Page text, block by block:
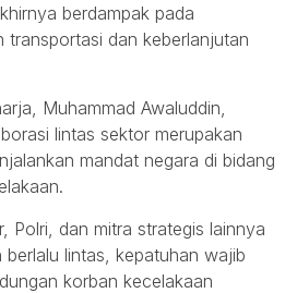
berdampak pada
transportasi dan keberlanjutan
Muhammad Awaluddin,
lintas sektor merupakan
mandat negara di bidang
Polri, dan mitra strategis lainnya
lintas, kepatuhan wajib
korban kecelakaan